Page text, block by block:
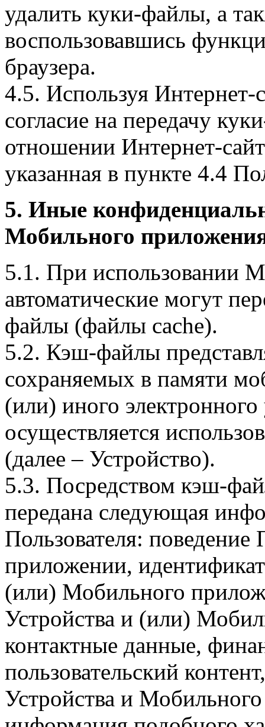
удалить куки-файлы, а
воспользовавшись
браузера.
4.5. Используя Интернет-
согласие на передачу
отношении Интернет-
указанная в пункте 4.4
5. Иные
Мобильного
5.1. При использовании
автоматические могут
файлы (файлы cache).
5.2. Кэш-файлы
сохраняемых в памяти
(или) иного электронного
осуществляется
(далее – Устройство).
5.3. Посредством кэш-
передана следующая
Пользователя:
приложении,
(или) Мобильного
Устройства и (или)
контактные данные,
пользовательский
Устройства и